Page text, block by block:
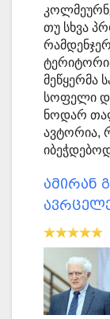
თუ სხვა
მეწყერმა
სოფელი
ნოდარ
ავტორია,
ამირან